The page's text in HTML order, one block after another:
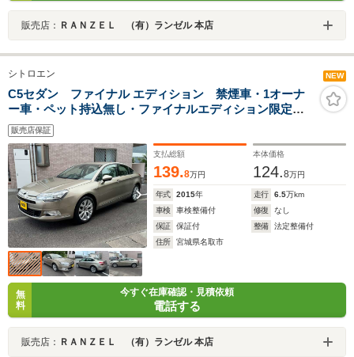
販売店： ＲＡＮＺＥＬ （有）ランゼル 本店
シトロエン NEW
C5セダン ファイナル エディション 禁煙車・1オーナ
ー車・ペット持込無し・ファイナルエディション限定
車・多 数記録簿付き・革電動/ヒーター付シート・ナビ・
TV・1590cc・オートエアコン・18インチ純正アルミミシ
ュランタイヤ
販売店保証
支払総額
139.8万円
本体価格
124.8万円
年式 2015年 走行 6.5万km
車検
車検整備付 修復
なし
保証
保証付 整備
法定整備付
住所
宮城県名取市
無
料
今すぐ在庫確認・見積依頼
電話する
販売店： ＲＡＮＺＥＬ （有）ランゼル 本店